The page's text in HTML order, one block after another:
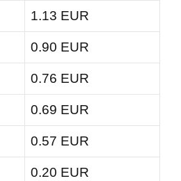
1.13 EUR
0.90 EUR
0.76 EUR
0.69 EUR
0.57 EUR
0.20 EUR